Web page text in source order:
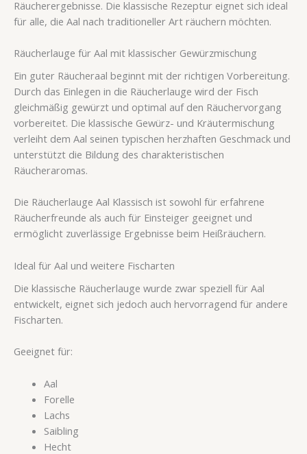
Räucherergebnisse. Die klassische Rezeptur eignet sich ideal
für alle, die Aal nach traditioneller Art räuchern möchten.
Räucherlauge für Aal mit klassischer Gewürzmischung
Ein guter Räucheraal beginnt mit der richtigen Vorbereitung.
Durch das Einlegen in die Räucherlauge wird der Fisch
gleichmäßig gewürzt und optimal auf den Räuchervorgang
vorbereitet. Die klassische Gewürz- und Kräutermischung
verleiht dem Aal seinen typischen herzhaften Geschmack und
unterstützt die Bildung des charakteristischen
Räucheraromas.
Die Räucherlauge Aal Klassisch ist sowohl für erfahrene
Räucherfreunde als auch für Einsteiger geeignet und
ermöglicht zuverlässige Ergebnisse beim Heißräuchern.
Ideal für Aal und weitere Fischarten
Die klassische Räucherlauge wurde zwar speziell für Aal
entwickelt, eignet sich jedoch auch hervorragend für andere
Fischarten.
Geeignet für:
Aal
Forelle
Lachs
Saibling
Hecht